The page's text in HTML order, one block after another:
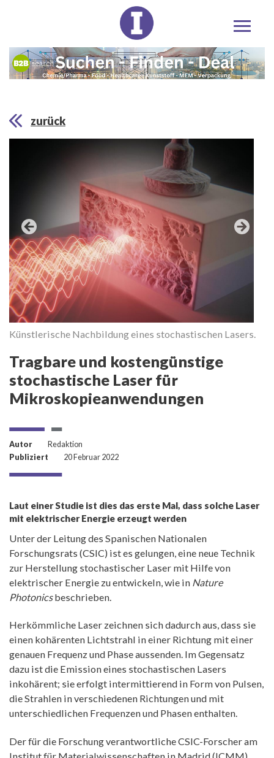
zurück
Künstlerische Nachbildung eines stochastischen Lasers.
Tragbare und kostengünstige
stochastische Laser für
Mikroskopieanwendungen
Autor
Redaktion
Publiziert
20 Februar 2022
Laut einer Studie ist dies das erste Mal, dass solche Laser
mit elektrischer Energie erzeugt werden
Unter der Leitung des Spanischen Nationalen
Forschungsrats (CSIC) ist es gelungen, eine neue Technik
zur Herstellung stochastischer Laser mit Hilfe von
elektrischer Energie zu entwickeln, wie in Nature
Photonicsbeschrieben.
Herkömmliche Laser zeichnen sich dadurch aus, dass sie
einen kohärenten Lichtstrahl in einer Richtung mit einer
genauen Frequenz und Phase aussenden. Im Gegensatz
dazu ist die Emission eines stochastischen Lasers
inkohärent; sie erfolgt intermittierend in Form von Pulsen,
die Strahlen in verschiedenen Richtungen und mit
unterschiedlichen Frequenzen und Phasen enthalten.
Der für die Forschung verantwortliche CSIC-Forscher am